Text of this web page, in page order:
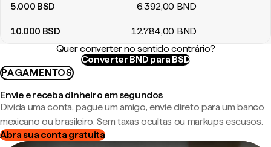
5.000 BSD 6.392,00 BND
10.000 BSD 12.784,00 BND
Quer converter no sentido contrário?
Converter BND para BSD
PAGAMENTOS
Envie e receba dinheiro em segundos
Divida uma conta, pague um amigo, envie direto para um banco
mexicano ou brasileiro. Sem taxas ocultas ou markups escusos.
Abra sua conta gratuita